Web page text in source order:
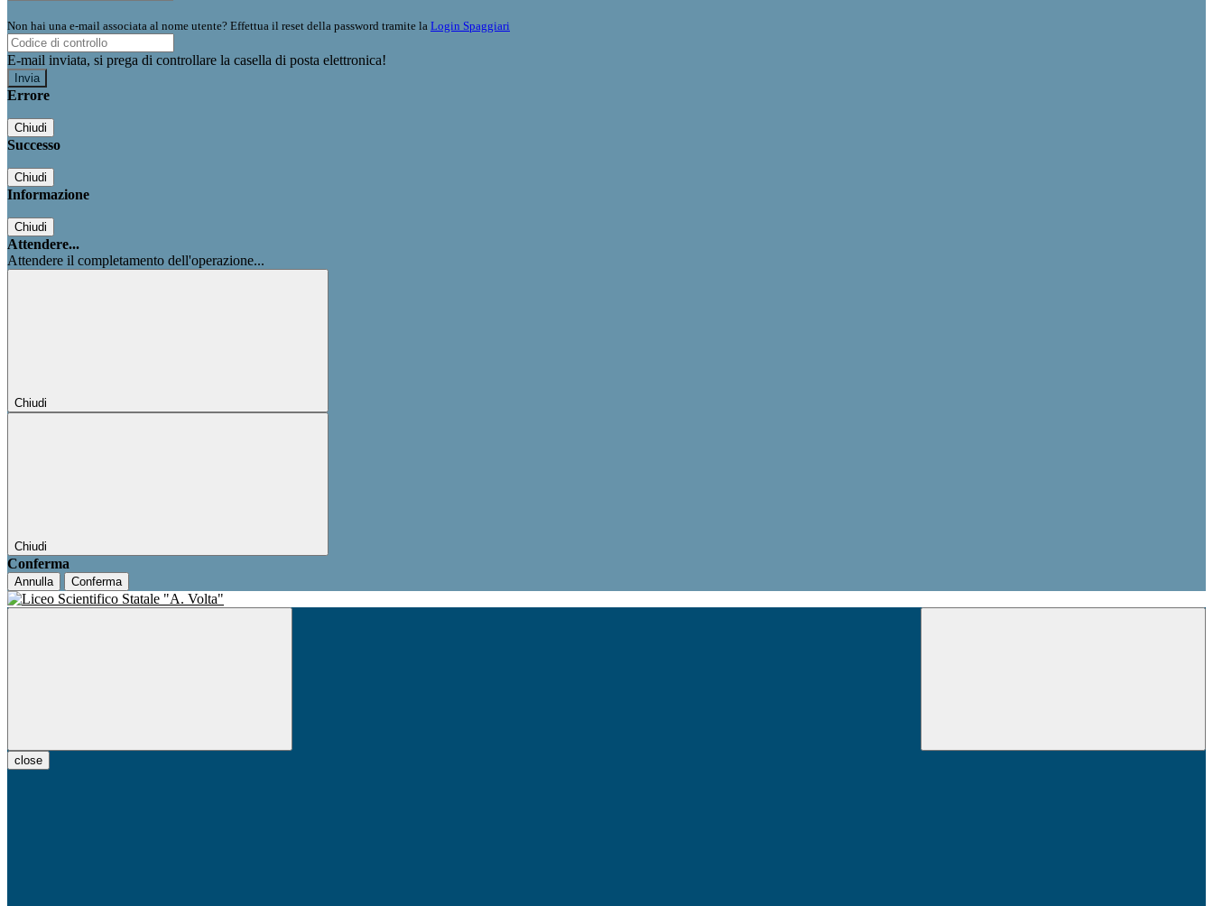
Non hai una e-mail associata al nome utente? Effettua il reset della password tramite la Login Spaggiari
E-mail inviata, si prega di controllare la casella di posta elettronica!
Errore
Chiudi
Successo
Chiudi
Informazione
Chiudi
Attendere...
Attendere il completamento dell'operazione...
Chiudi
Chiudi
Conferma
Annulla Conferma
close